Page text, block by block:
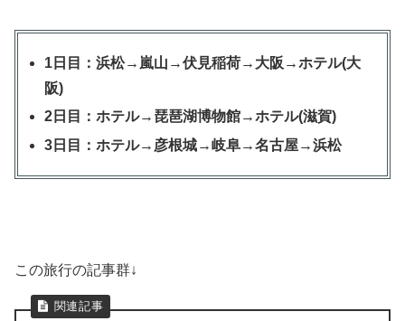
1日目：浜松→嵐山→伏見稲荷→大阪→ホテル(大
阪)
2日目：ホテル→琵琶湖博物館→ホテル(滋賀)
3日目：ホテル→彦根城→岐阜→名古屋→浜松
この旅行の記事群↓